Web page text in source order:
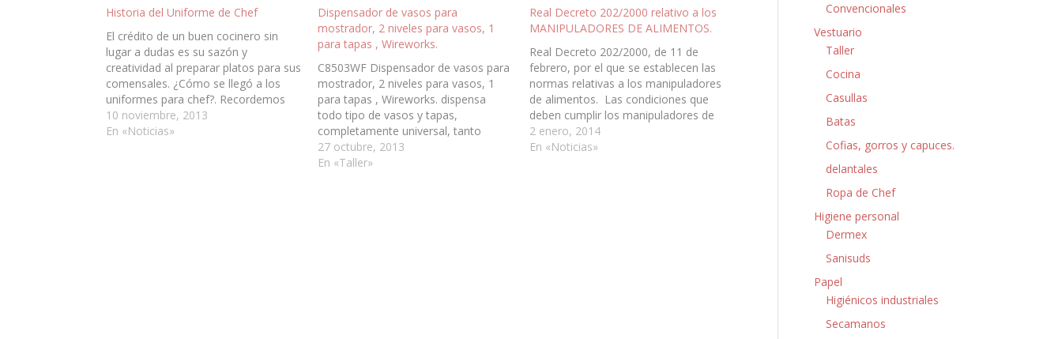
Historia del Uniforme de Chef
El crédito de un buen cocinero sin
lugar a dudas es su sazón y
creatividad al preparar platos para sus
comensales. ¿Cómo se llegó a los
uniformes para chef?. Recordemos
que esta profesión ha sido muy
reconocida ancestralmente, en
10 noviembre, 2013
En «Noticias»
Dispensador de vasos para
mostrador, 2 niveles para vasos, 1
para tapas , Wireworks.
C8503WF Dispensador de vasos para
mostrador, 2 niveles para vasos, 1
para tapas , Wireworks. dispensa
todo tipo de vasos y tapas,
completamente universal, tanto
papel, plástico, corcho blanco, etc...
Funciona a través de un sencillo
27 octubre, 2013
En «Taller»
Real Decreto 202/2000 relativo a los
MANIPULADORES DE ALIMENTOS.
Real Decreto 202/2000, de 11 de
febrero, por el que se establecen las
normas relativas a los manipuladores
de alimentos. Las condiciones que
deben cumplir los manipuladores de
alimentos, tanto en lo relativo a las
prácticas de manipulación e higiene
2 enero, 2014
En «Noticias»
Convencionales
Vestuario
Taller
Cocina
Casullas
Batas
Cofias, gorros y capuces.
delantales
Ropa de Chef
Higiene personal
Dermex
Sanisuds
Papel
Higiénicos industriales
Secamanos